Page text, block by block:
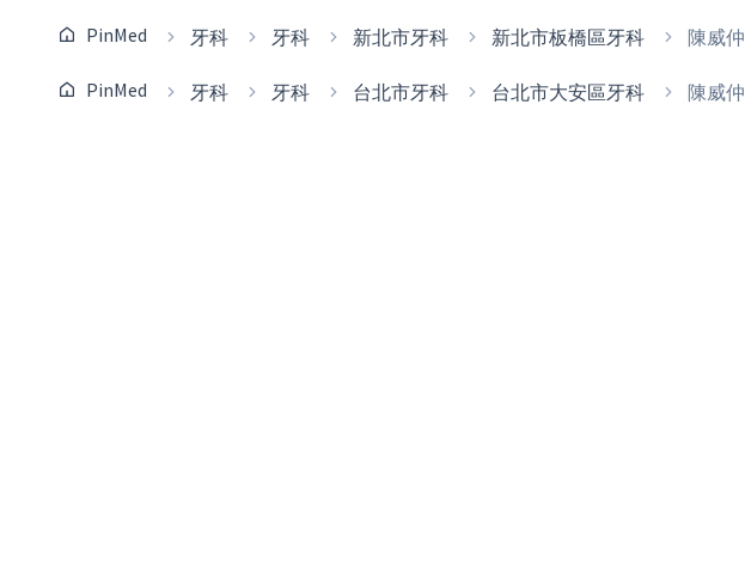
PinMed 牙科 牙科 新北市牙科 新北市板橋區牙科 陳威仲
PinMed 牙科 牙科 台北市牙科 台北市大安區牙科 陳威仲